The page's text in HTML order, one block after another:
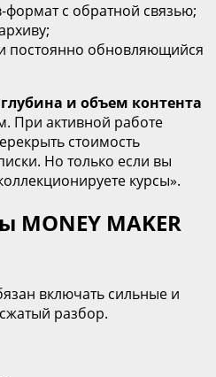
с обратной связью;
постоянно обновляющийся
и объем контента
При активной работе
стоимость
Но только если вы
курсы».
MAKER
включать сильные и
разбор.